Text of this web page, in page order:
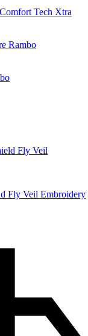
Tech Xtra
Fly Veil Embroidery